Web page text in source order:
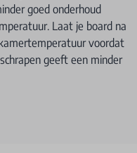
goed onderhoud
Laat je board na
voordat
geeft een minder